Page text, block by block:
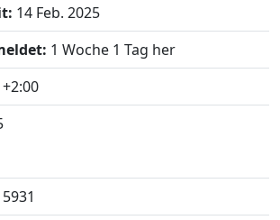
14 Feb. 2025
1 Woche 1 Tag her
+2:00
5931